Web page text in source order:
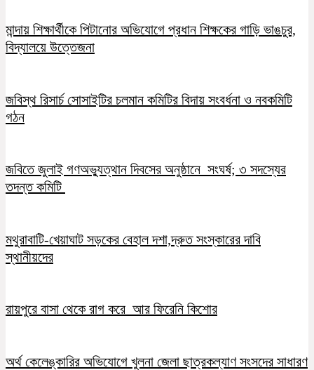
মান্দায় শিক্ষার্থীকে পিটানোর অভিযোগে প্রধান শিক্ষকের গাড়ি ভাঙচুর,
বিদ্যালয়ে উত্তেজনা
জবিস্থ রিসার্চ সোসাইটির চলমান কমিটির বিদায় সংবর্ধনা ও নবকমিটি
গঠন
জবিতে জুলাই গণঅভ্যুত্থান দিবসের অনুষ্ঠানে সংঘর্ষ; ৩ সদস্যের
তদন্ত কমিটি
মথুরাবাটি-খেয়াঘাট সড়কের বেহাল দশা,দ্রুত সংস্কারের দাবি
স্থানীয়দের
রায়পুরে বাসা থেকে রাগ করে আর ফিরেনি কিশোর
অর্থ কেলেঙ্কারির অভিযোগে খুলনা জেলা ছাত্রকল্যাণ সংসদের সাধারণ